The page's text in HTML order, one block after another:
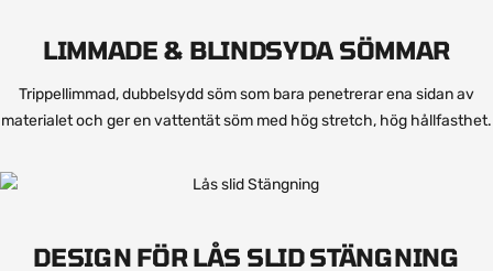
LIMMADE & BLINDSYDA SÖMMAR
Trippellimmad, dubbelsydd söm som bara penetrerar ena sidan av
materialet och ger en vattentät söm med hög stretch, hög hållfasthet.
DESIGN FÖR LÅS SLID STÄNGNING